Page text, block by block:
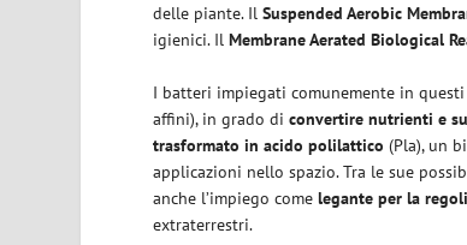
delle piante. Il Suspended Aerobic
igienici. IlMembrane Aerated Biological
I batteri impiegati comunemente in questi
affini), in grado diconvertire nutrienti e
trasformato in acido polilattico (Pla), un
applicazioni nello spazio. Tra le sue
anche l’impiego comelegante per la
extraterrestri.